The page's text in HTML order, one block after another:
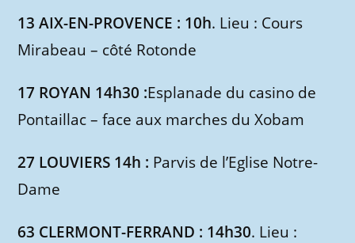
13 AIX-EN-PROVENCE : 10h. Lieu : Cours
Mirabeau – côté Rotonde
17 ROYAN 14h30 :Esplanade du casino de
Pontaillac – face aux marches du Xobam
27 LOUVIERS 14h : Parvis de l’Eglise Notre-
Dame
63 CLERMONT-FERRAND : 14h30. Lieu :